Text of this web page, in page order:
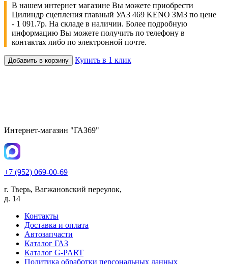
В нашем интернет магазине Вы можете приобрести
Цилиндр сцепления главный УАЗ 469 KENO ЗМЗ по цене
- 1 091.7р. На складе в наличии. Более подробную
информацию Вы можете получить по телефону в
контактах либо по электронной почте.
Добавить в корзину Купить в 1 клик
Интернет-магазин "ГАЗ69"
+7 (952) 069-00-69
г. Тверь, Вагжановский переулок,
д. 14
Контакты
Доставка и оплата
Автозапчасти
Каталог ГАЗ
Каталог G-PART
Политика обработки персональных данных